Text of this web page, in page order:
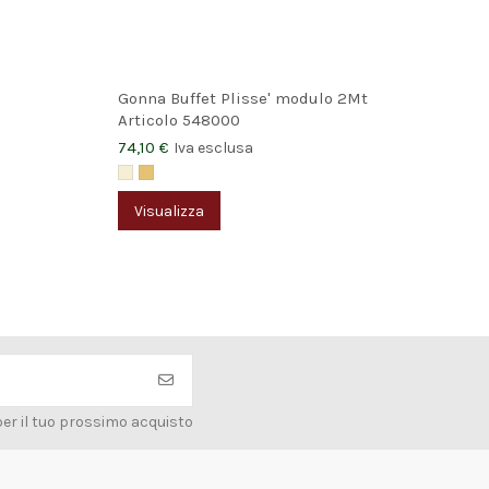
Gonna Buffet Plisse' modulo 2Mt
Articolo 548000
74,10 € Iva esclusa
Visualizza
il tuo prossimo acquisto